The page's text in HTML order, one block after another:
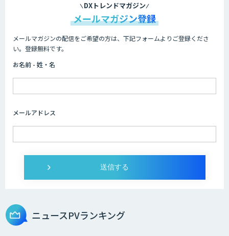
DXトレンドマガジン
メールマガジン登録
メールマガジンの配信をご希望の方は、下記フォームよりご登録くださ
い。登録無料です。
お名前 - 姓・名
メールアドレス
ニュースPVランキング